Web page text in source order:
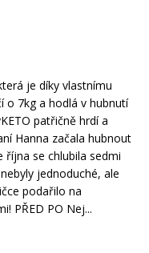
je díky vlastnímu
o 7kg a hodlá v hubnutí
patřičně hrdí a
Hanna začala hubnout
října se chlubila sedmi
jednoduché, ale
podařilo na
PŘED PO Nej...